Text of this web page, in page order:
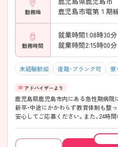
勤務地
鹿児島市電第１期
勤務時間
就業時間1:08時30分
就業時間2:15時00分
未経験歓迎 復職・ブランク可 寮
鹿児島県鹿児島市内にある急性期病院
新卒・中途にかかわらず教育体制も整
安心してご応募ください。また、24時
致しますのでお気軽にご連絡ください